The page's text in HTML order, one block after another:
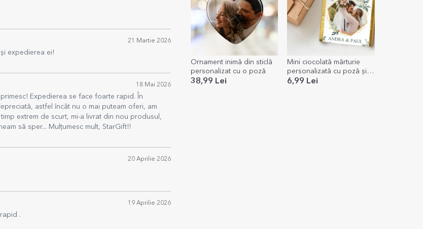
Ornament inimă din sticlă
personalizat cu o poză
38,99 Lei
Mini ciocolată mărturie
personalizată cu poză și
text - Elegance
6,99 Lei
21 Martie 2026
expedierea ei!
18 Mai 2026
Expedierea se face foarte rapid. În
astfel încât nu o mai puteam oferi, am
extrem de scurt, mi-a livrat din nou produsul,
să sper... Mulțumesc mult, StarGift!!
20 Aprilie 2026
19 Aprilie 2026
.